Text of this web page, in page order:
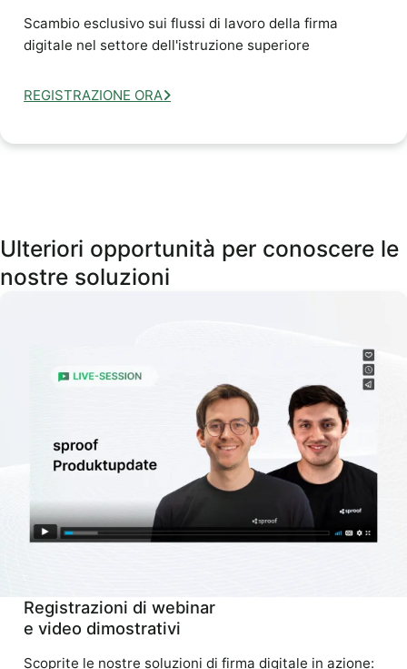
Scambio esclusivo sui flussi di lavoro della firma
digitale nel settore dell'istruzione superiore
REGISTRAZIONE ORA
Ulteriori opportunità per conoscere le
nostre soluzioni
Registrazioni di webinar
e video dimostrativi
Scoprite le nostre soluzioni di firma digitale in azione: